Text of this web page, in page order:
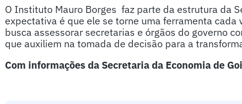
O Instituto Mauro Borges faz parte da estrutura da
expectativa é que ele se torne uma ferramenta
busca assessorar secretarias e órgãos do governo
que auxiliem na tomada de decisão para a
Com informações da Secretaria da Economia de